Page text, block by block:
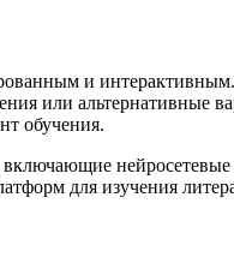
и
или альтернативные
обучения.
для изучения